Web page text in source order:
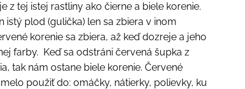
z tej istej rastliny ako čierne a biele korenie.
istý plod (gulička) len sa zbiera v inom
korenie sa zbiera, až keď dozreje a jeho
farby. Keď sa odstráni červená šupka z
tak nám ostane biele korenie. Červené
použiť do: omáčky, nátierky, polievky, ku